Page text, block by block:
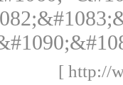
[ http://